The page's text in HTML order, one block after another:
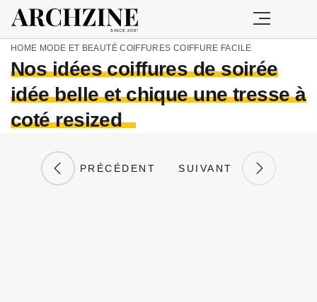
HOME MODE ET BEAUTÉ COIFFURES COIFFURE FACILE
Nos idées coiffures de soirée
idée belle et chique une tresse à
coté resized
PRÉCÉDENT SUIVANT